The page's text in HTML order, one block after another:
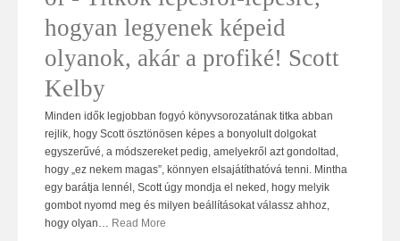
hogyan legyenek képeid
olyanok, akár a profiké! Scott
Kelby
Minden idők legjobban fogyó könyvsorozatának titka abban
rejlik, hogy Scott ösztönösen képes a bonyolult dolgokat
egyszerűvé, a módszereket pedig, amelyekről azt gondoltad,
hogy „ez nekem magas”, könnyen elsajátíthatóvá tenni. Mintha
egy barátja lennél, Scott úgy mondja el neked, hogy melyik
gombot nyomd meg és milyen beállításokat válassz ahhoz,
hogy olyan… Read More